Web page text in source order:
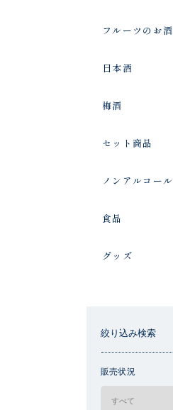
フルーツのお酒
日本酒
梅酒
セット商品
ノンアルコール
食品
グッズ
絞り込み検索
販売状況